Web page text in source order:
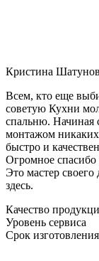
Кристина
Всем, кто еще
советую Кухни
спальню. Начиная
монтажом
быстро и
Огромное
Это мастер своего
здесь.
Качество
Уровень сервиса
Срок изготовления